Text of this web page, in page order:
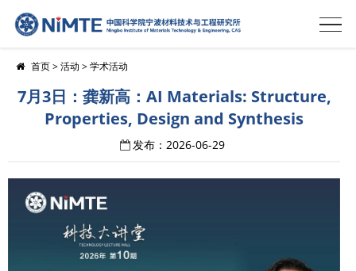
首页>活动 >学术活动
7月3日：龚新高：AI Materials: Structure,
Properties, Design and Synthesis
发布：2026-06-29